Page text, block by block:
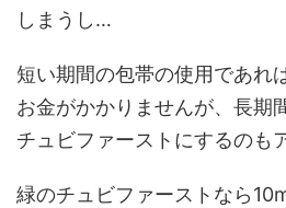
しまうし…
短い期間の包帯の使用であれ
お金がかかりませんが、長期
チュビファーストにするのも
緑のチュビファーストなら